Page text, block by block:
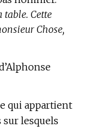
table. Cette
Chose,
qui appartient
sur lesquels